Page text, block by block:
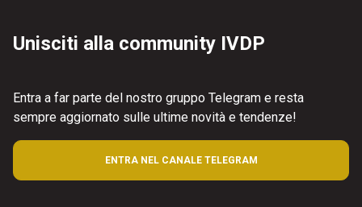
Unisciti alla community IVDP
Entra a far parte del nostro gruppo Telegram e resta
sempre aggiornato sulle ultime novità e tendenze!
ENTRA NEL CANALE TELEGRAM